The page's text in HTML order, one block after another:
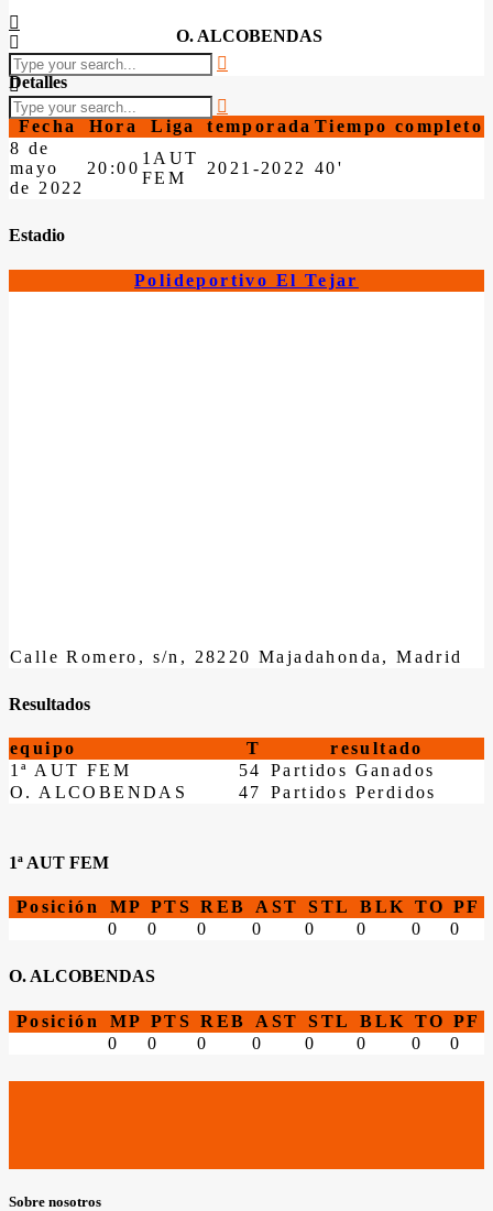
O. ALCOBENDAS
Detalles
Fecha Hora Liga temporada Tiempo completo
8 de
mayo
de 2022
20:00
1AUT
FEM
2021-2022 40'
Estadio
Polideportivo El Tejar
Calle Romero, s/n, 28220 Majadahonda, Madrid
Resultados
equipo T
resultado
1ª AUT FEM
54
Partidos Ganados
O. ALCOBENDAS
47 Partidos Perdidos
1ª AUT FEM
Posición MP PTS REB AST STL BLK TO PF
0
0 0 0 0 0 0 0
O. ALCOBENDAS
Posición MP PTS REB AST STL BLK TO PF
0
0 0 0 0 0 0 0
Sobre nosotros